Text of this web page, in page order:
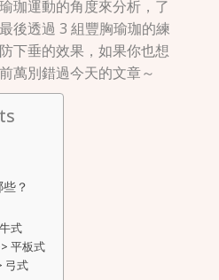
珈運動的角度來分析，了
後透過 3 組豐胸瑜珈的練
下垂的效果，如果你也想
萬別錯過今天的文章～
？
式
平板式
弓式